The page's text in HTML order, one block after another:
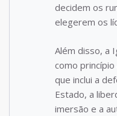
decidem os
elegerem os
Além disso, a
como
que inclui a
Estado, a
imersão e a